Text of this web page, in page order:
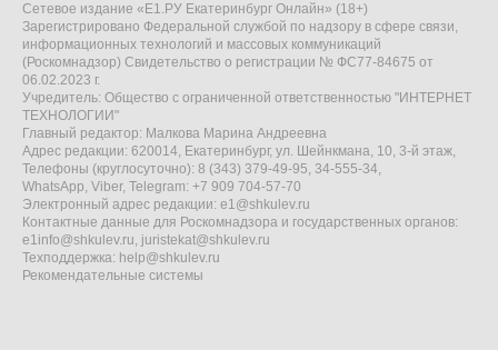
Сетевое издание «Е1.РУ Екатеринбург Онлайн» (18+)
Зарегистрировано Федеральной службой по надзору в сфере связи,
информационных технологий и массовых коммуникаций
(Роскомнадзор) Свидетельство о регистрации № ФС77-84675 от
06.02.2023 г.
Учредитель: Общество с ограниченной ответственностью "ИНТЕРНЕТ
ТЕХНОЛОГИИ"
Главный редактор: Малкова Марина Андреевна
Адрес редакции: 620014, Екатеринбург, ул. Шейнкмана, 10, 3-й этаж,
Телефоны (круглосуточно): 8 (343) 379-49-95, 34-555-34,
WhatsApp, Viber, Telegram: +7 909 704-57-70
Электронный адрес редакции: e1@shkulev.ru
Контактные данные для Роскомнадзора и государственных органов:
e1info@shkulev.ru, juristekat@shkulev.ru
Техподдержка: help@shkulev.ru
Рекомендательные системы